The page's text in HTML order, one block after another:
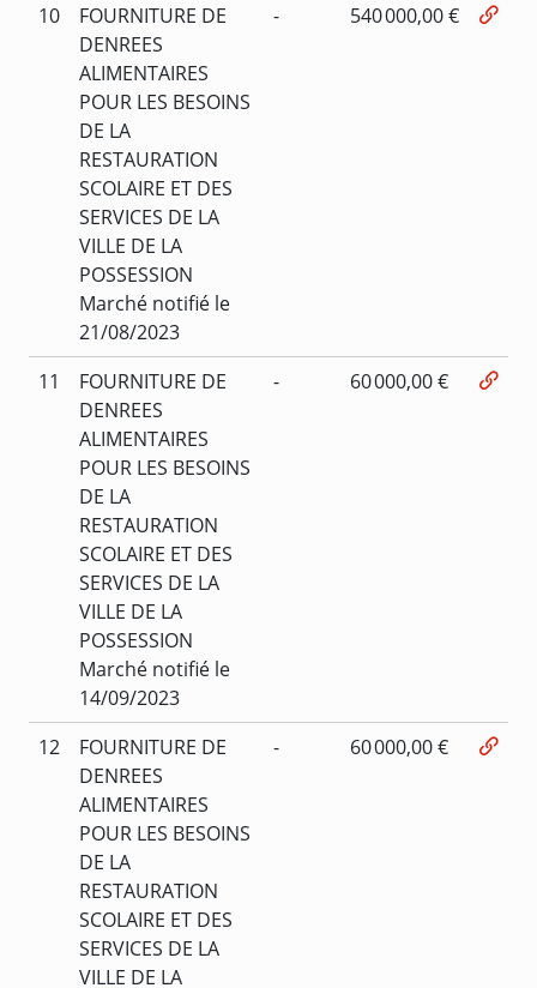
10
FOURNITURE DE
DENREES
ALIMENTAIRES
POUR LES BESOINS
DE LA
RESTAURATION
SCOLAIRE ET DES
SERVICES DE LA
VILLE DE LA
POSSESSION
Marché notifié le
21/08/2023
- 540 000,00 €
11
FOURNITURE DE
DENREES
ALIMENTAIRES
POUR LES BESOINS
DE LA
RESTAURATION
SCOLAIRE ET DES
SERVICES DE LA
VILLE DE LA
POSSESSION
Marché notifié le
14/09/2023
- 60 000,00 €
12
FOURNITURE DE
DENREES
ALIMENTAIRES
POUR LES BESOINS
DE LA
RESTAURATION
SCOLAIRE ET DES
SERVICES DE LA
VILLE DE LA
- 60 000,00 €